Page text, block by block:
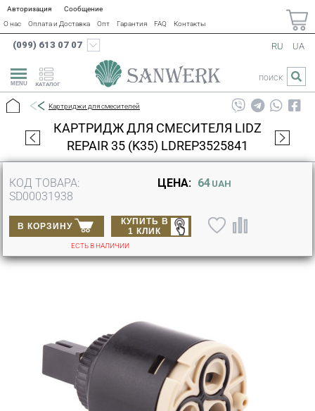
Авторизация
Сообщение
О нас
Оплата и Доставка Опт Гарантия FAQ Контакты
(099) 613 07 07
КАТАЛОГ
RU UA
ПОИСК
Картриджи для смесителей
КАРТРИДЖ ДЛЯ СМЕСИТЕЛЯ LIDZ
REPAIR 35 (K35) LDREP3525841
КОД ТОВАРА:
SD00031938
ЦЕНА: 64 UAH
В КОРЗИНУ
КУПИТЬ В
1 КЛИК
ЕСТЬ В НАЛИЧИИ